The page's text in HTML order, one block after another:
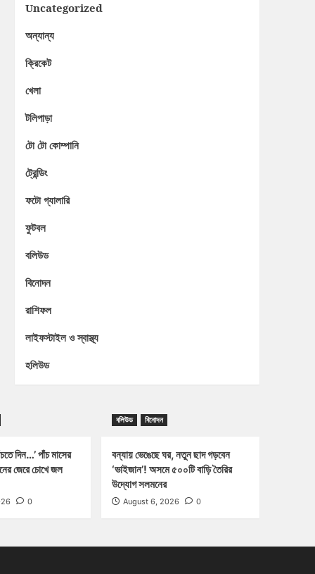
Uncategorized
অন্যান্য
ক্রিকেট
খেলা
টলিপাড়া
টো টো কোম্পানি
ট্রেন্ডিং
ফটো গ্যালারি
ফুটবল
বলিউড
বিনোদন
রাশিফল
লাইফস্টাইল ও স্বাস্থ্য
হলিউড
দিন…’ পাঁচ মাসের
জেরে চোখে জল
0
বলিউড বিনোদন
বন্যায় ভেঙেছে ঘর, নতুন ছাদ গড়বেন
‘ভাইজান’! অসমে ৫০০টি বাড়ি তৈরির
উদ্যোগ সলমনের
August 6, 2026 0